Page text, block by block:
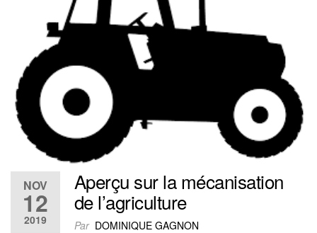
NOV
12
2019
Aperçu sur la mécanisation
de l’agriculture
Par DOMINIQUE GAGNON